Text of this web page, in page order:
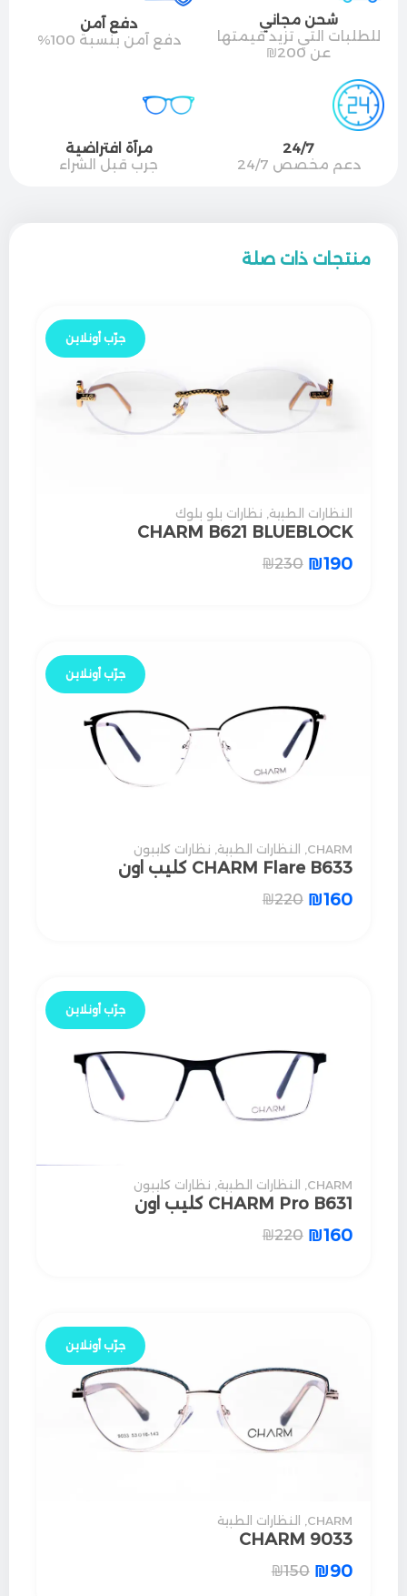
شحن مجاني
للطلبات التي تزيد قيمتها
عن 200₪
دفع آمن
دفع آمن بنسبة 100%
24/7
دعم مخصص 24/7
مرآة افتراضية
جرب قبل الشراء
منتجات ذات صلة
النظارات الطبية نظارات بلو بلوك
CHARM B621 BLUEBLOCK
₪230 ₪190
جرّب أونلاين
CHARM النظارات الطبية نظارات كليبون
CHARM Flare B633 كليب اون
₪220 ₪160
جرّب أونلاين
CHARM النظارات الطبية نظارات كليبون
CHARM Pro B631 كليب اون
₪220 ₪160
جرّب أونلاين
CHARM النظارات الطبية
CHARM 9033
₪150 ₪90
جرّب أونلاين